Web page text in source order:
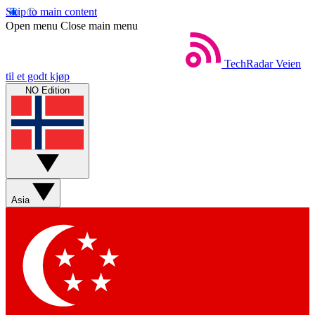
Skip to main content
Open menu Close main menu
TechRadar Veien
til et godt kjøp
NO Edition
Asia